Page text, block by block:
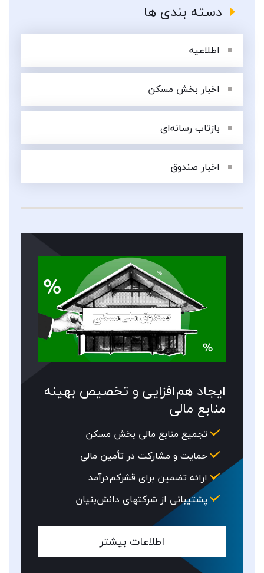
دسته بندی ها
اطلاعیه
اخبار بخش مسکن
بازتاب رسانه‌ای
اخبار صندوق
ایجاد هم‌­افزایی و تخصیص بهینه
منابع مالی
تجمیع منابع مالی بخش مسکن
حمایت و مشارکت در تأمین مالی
ارائه تضمین برای قشرکم­‌درآمد
پشتیبانی از شرکت­های دانش­‌بنیان
اطلاعات بیشتر